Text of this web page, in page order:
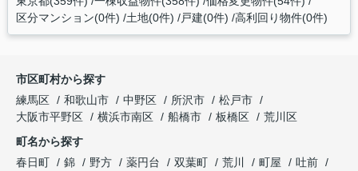
区分マンション(0件) 土地(0件) 戸建(0件) 高利回り物件(0件)
市区町村から探す
練馬区
和歌山市 中野区 所沢市
松戸市
大阪市平野区
横浜市南区 船橋市 板橋区
荒川区
町名から探す
春日町
錦 野方 薬円台 双葉町 荒川 町屋
吐前